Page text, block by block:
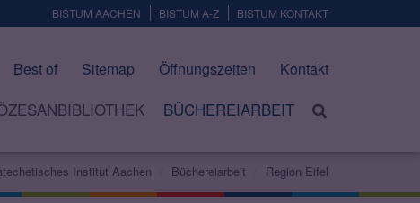
BISTUM AACHEN BISTUM A-Z BISTUM KONTAKT
Best of Sitemap Öffnungszeiten Kontakt
BÜCHEREIARBEIT
Institut Aachen Büchereiarbeit Region Eifel